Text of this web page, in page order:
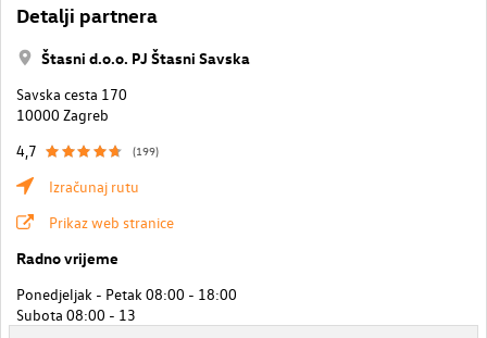
Detalji partnera
Štasni d.o.o. PJ Štasni Savska
Savska cesta 170
10000 Zagreb
4,7
(199)
Izračunaj rutu
Prikaz web stranice
Radno vrijeme
Ponedjeljak - Petak 08:00 - 18:00
Subota 08:00 - 13